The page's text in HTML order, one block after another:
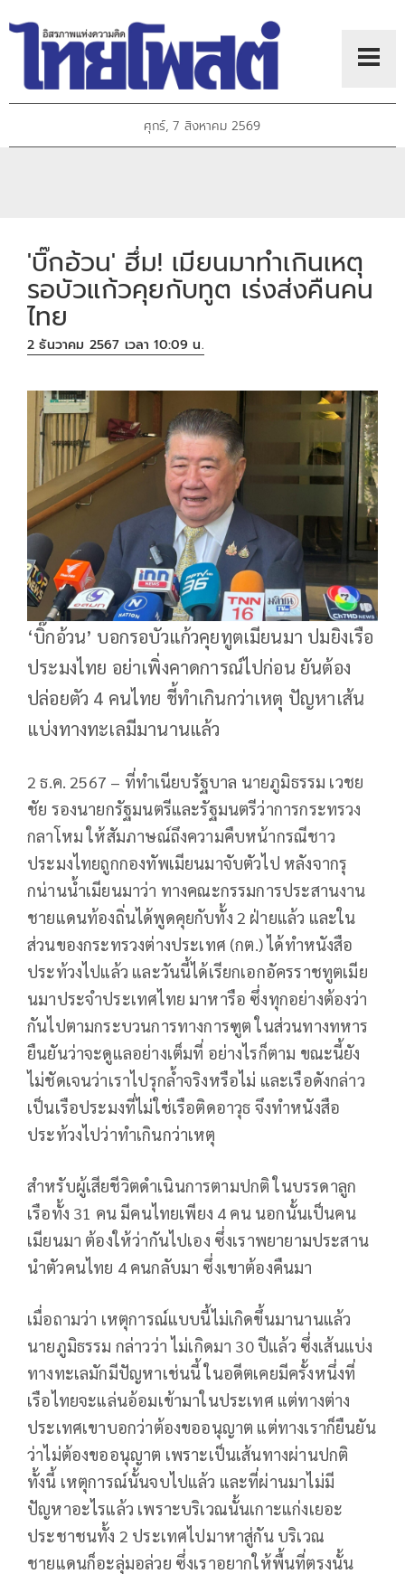
ศุกร์, 7 สิงหาคม 2569
'บิ๊กอ้วน' ฮึ่ม! เมียนมาทำเกินเหตุ
รอบัวแก้วคุยกับทูต เร่งส่งคืนคน
ไทย
2 ธันวาคม 2567 เวลา 10:09 น.
‘บิ๊กอ้วน’ บอกรอบัวแก้วคุยทูตเมียนมา ปมยิงเรือ
ประมงไทย อย่าเพิ่งคาดการณ์ไปก่อน ยันต้อง
ปล่อยตัว 4 คนไทย ชี้ทำเกินกว่าเหตุ ปัญหาเส้น
แบ่งทางทะเลมีมานานแล้ว
2 ธ.ค. 2567 – ที่ทำเนียบรัฐบาล นายภูมิธรรม เวชย
ชัย รองนายกรัฐมนตรีและรัฐมนตรีว่าการกระทรวง
กลาโหม ให้สัมภาษณ์ถึงความคืบหน้ากรณีชาว
ประมงไทยถูกกองทัพเมียนมาจับตัวไป หลังจากรุ
กน่านนํ้าเมียนมาว่า ทางคณะกรรมการประสานงาน
ชายแดนท้องถิ่นได้พูดคุยกับทั้ง 2 ฝ่ายแล้ว และใน
ส่วนของกระทรวงต่างประเทศ (กต.) ได้ทำหนังสือ
ประท้วงไปแล้ว และวันนี้ได้เรียกเอกอัครราชทูตเมีย
นมาประจำประเทศไทย มาหารือ ซึ่งทุกอย่างต้องว่า
กันไปตามกระบวนการทางการฑูต ในส่วนทางทหาร
ยืนยันว่าจะดูแลอย่างเต็มที่ อย่างไรก็ตาม ขณะนี้ยัง
ไม่ชัดเจนว่าเราไปรุกล้ำจริงหรือไม่ และเรือดังกล่าว
เป็นเรือประมงที่ไม่ใช่เรือติดอาวุธ จึงทำหนังสือ
ประท้วงไปว่าทำเกินกว่าเหตุ
สำหรับผู้เสียชีวิตดำเนินการตามปกติ ในบรรดาลูก
เรือทั้ง 31 คน มีคนไทยเพียง 4 คน นอกนั้นเป็นคน
เมียนมา ต้องให้ว่ากันไปเอง ซึ่งเราพยายามประสาน
นำตัวคนไทย 4 คนกลับมา ซึ่งเขาต้องคืนมา
เมื่อถามว่า เหตุการณ์แบบนี้ไม่เกิดขึ้นมานานแล้ว
นายภูมิธรรม กล่าวว่า ไม่เกิดมา 30 ปีแล้ว ซึ่งเส้นแบ่ง
ทางทะเลมักมีปัญหาเช่นนี้ ในอดีตเคยมีครั้งหนึ่งที่
เรือไทยจะแล่นอ้อมเข้ามาในประเทศ แต่ทางต่าง
ประเทศเขาบอกว่าต้องขออนุญาต แต่ทางเราก็ยืนยัน
ว่าไม่ต้องขออนุญาต เพราะเป็นเส้นทางผ่านปกติ
ทั้งนี้ เหตุการณ์นั้นจบไปแล้ว และที่ผ่านมาไม่มี
ปัญหาอะไรแล้ว เพราะบริเวณนั้นเกาะแก่งเยอะ
ประชาชนทั้ง 2 ประเทศไปมาหาสู่กัน บริเวณ
ชายแดนก็อะลุ่มอล่วย ซึ่งเราอยากให้พื้นที่ตรงนั้น